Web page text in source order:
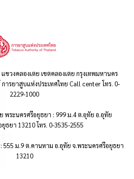
ขวงคลองเตย เขตคลองเตย กรุงเทพมหานคร
ารยาสูบแห่งประเทศไทย Call center โทร. 0-
2229-1000
พระนครศรีอยุธยา : 999 ม.4 ต.อุทัย อ.อุทัย
ธยา 13210 โทร. 0-3535-2555
ม.9 ต.คานหาม อ.อุทัย จ.พระนครศรีอยุธยา
13210